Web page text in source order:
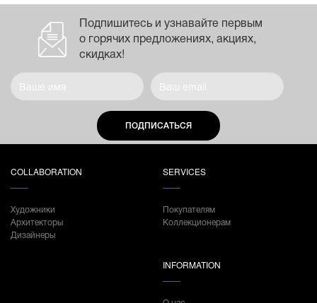
Подпишитесь и узнавайте первым
о горячих предложениях, акциях,
скидках!
ПОДПИСАТЬСЯ
COLLABORATION
Художники
Архитекторы
Дизайнеры
SERVICES
Покупателям
Коллекционерам
INFORMATION